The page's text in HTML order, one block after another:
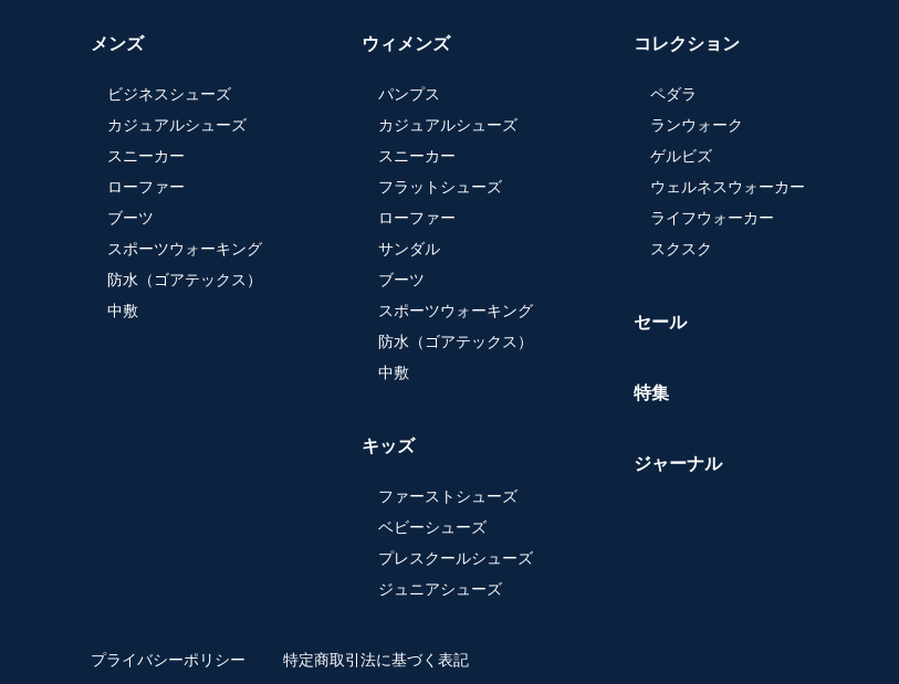
メンズ
ビジネスシューズ
カジュアルシューズ
スニーカー
ローファー
ブーツ
スポーツウォーキング
防水（ゴアテックス）
中敷
ウィメンズ
パンプス
カジュアルシューズ
スニーカー
フラットシューズ
ローファー
サンダル
ブーツ
スポーツウォーキング
防水（ゴアテックス）
中敷
キッズ
ファーストシューズ
ベビーシューズ
プレスクールシューズ
ジュニアシューズ
コレクション
ペダラ
ランウォーク
ゲルビズ
ウェルネスウォーカー
ライフウォーカー
スクスク
セール
特集
ジャーナル
プライバシーポリシー 特定商取引法に基づく表記